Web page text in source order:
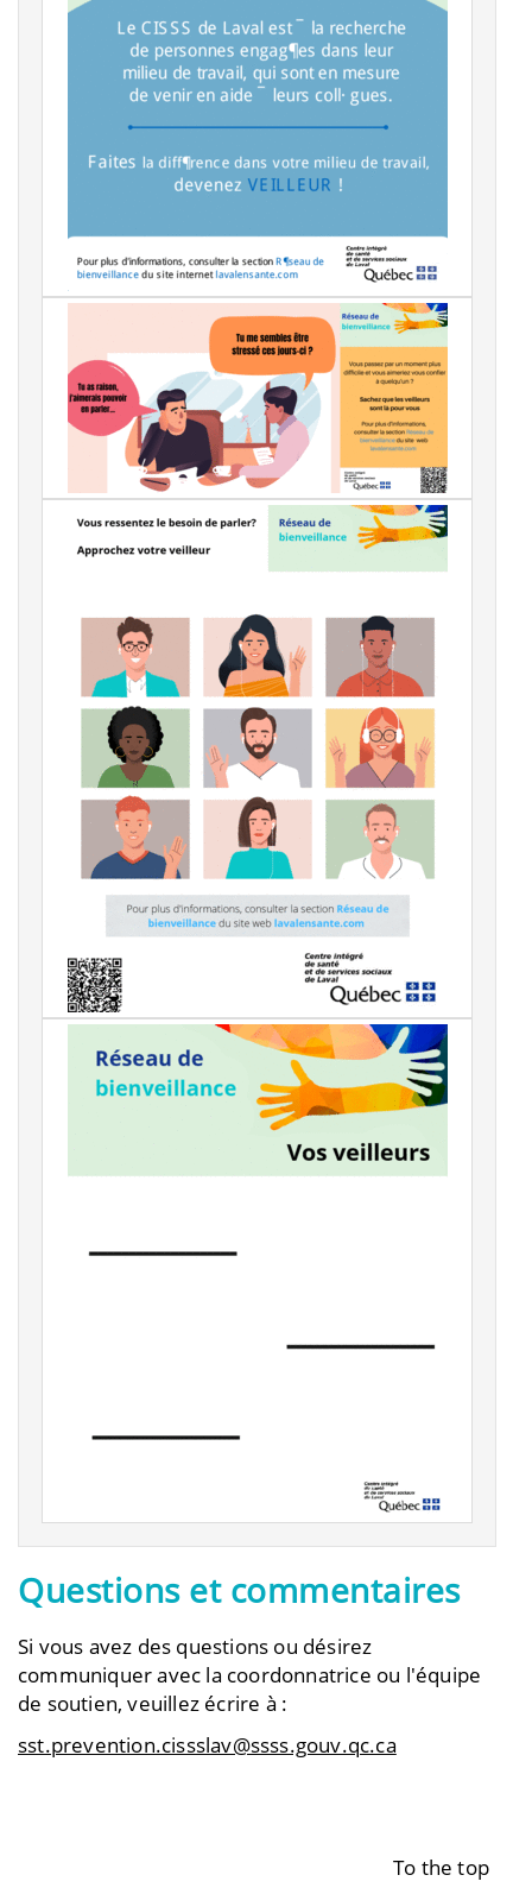
Questions et commentaires
Si vous avez des questions ou désirez
communiquer avec la coordonnatrice ou l'équipe
de soutien, veuillez écrire à :
sst.prevention.cissslav@ssss.gouv.qc.ca
To the top